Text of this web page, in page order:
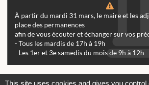
À partir du mardi 31 mars, le maire et les
place des permanences
afin de vous écouter et échanger sur vos
- Tous les mardis de 17h à 19h
- Les 1er et 3e samedis du mois de 9h à 12h
This site uses cookies and gives you